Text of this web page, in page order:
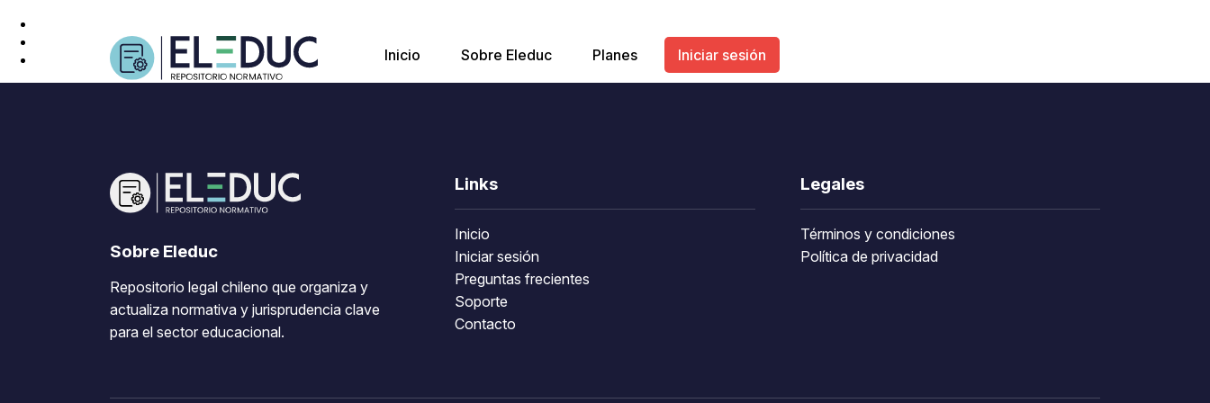
Inicio Sobre Eleduc Planes Iniciar sesión
Sobre Eleduc
Repositorio legal chileno que organiza y
actualiza normativa y jurisprudencia clave
para el sector educacional.
Links
Inicio
Iniciar sesión
Preguntas frecientes
Soporte
Contacto
Legales
Términos y condiciones
Política de privacidad